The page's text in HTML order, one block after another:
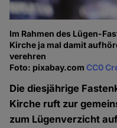
Im Rahmen des Lügen-
Kirche ja mal damit
verehren
Foto: pixabay.comCC0
Die diesjährige
Kirche ruft zur
zum Lügenverzicht